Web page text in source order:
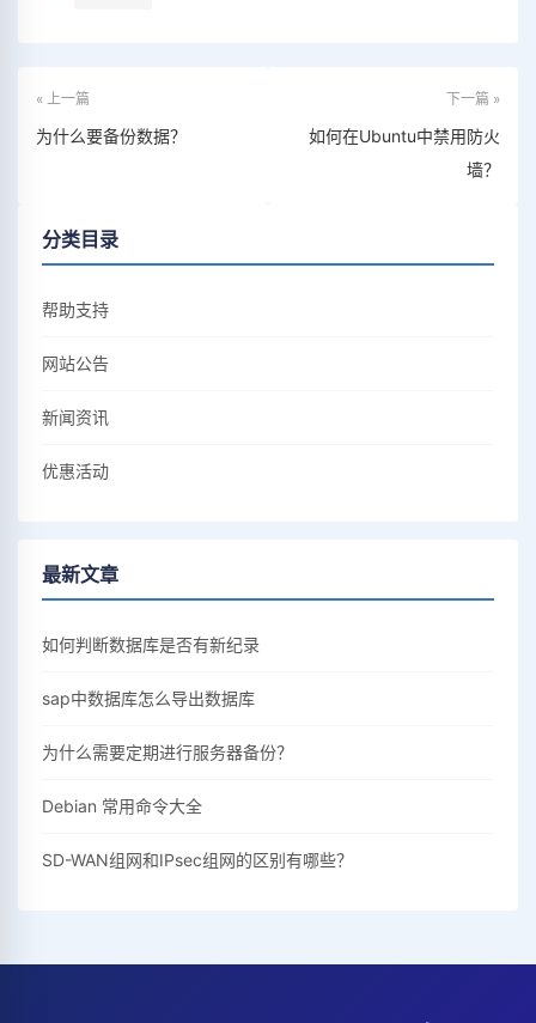
« 上一篇
为什么要备份数据？
下一篇 »
如何在Ubuntu中禁用防火
墙？
分类目录
帮助支持
网站公告
新闻资讯
优惠活动
最新文章
如何判断数据库是否有新纪录
sap中数据库怎么导出数据库
为什么需要定期进行服务器备份？
Debian 常用命令大全
SD-WAN组网和IPsec组网的区别有哪些？